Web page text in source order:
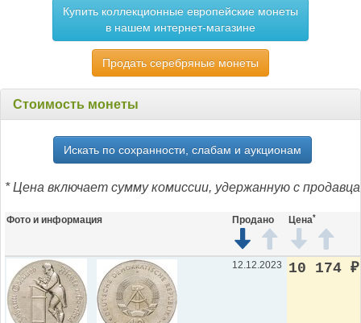
Купить коллекционные европейские монеты
в нашем интернет-магазине
Продать серебряные монеты
Стоимость монеты
Искать по сохранности, слабам и аукционам
* Цена включает сумму комиссии, удержанную с продавца
Фото и информация Продано Цена*
12.12.2023 10 174 ₽